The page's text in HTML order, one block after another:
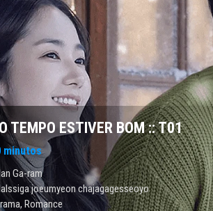
TEMPO ESTIVER BOM :: T01
minutos
Ga-ram
joeumyeon chajagagesseoyo
,Romance